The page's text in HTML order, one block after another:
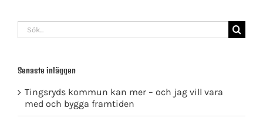
Sök
efter:
Senaste inläggen
Tingsryds kommun kan mer – och jag vill vara
med och bygga framtiden